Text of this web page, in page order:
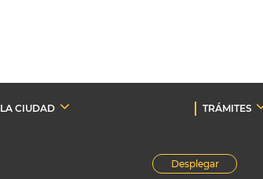
LA CIUDAD TRÁMITES
Desplegar